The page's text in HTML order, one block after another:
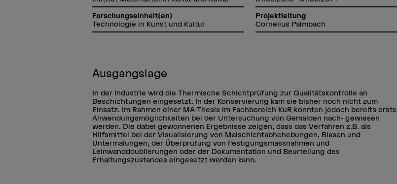
Forschungseinheit(en)
Technologie in Kunst und Kultur
Projektleitung
Cornelius Palmbach
Ausgangslage
In der Industrie wird die Thermische Schichtprüfung zur Qualitätskontrolle an
Beschichtungen eingesetzt. In der Konservierung kam sie bisher noch nicht zum
Einsatz. Im Rahmen einer MA-Thesis im Fachbereich KuR konnten jedoch bereits erste
Anwendungsmöglichkeiten bei der Untersuchung von Gemälden nach- gewiesen
werden. Die dabei gewonnenen Ergebnisse zeigen, dass das Verfahren z.B. als
Hilfsmittel bei der Visualisierung von Malschichtabhehebungen, Blasen und
Untermalungen, der Überprüfung von Festigungsmassnahmen und
Leinwanddoublierungen oder der Dokumentation und Beurteilung des
Erhaltungszustandes eingesetzt werden kann.